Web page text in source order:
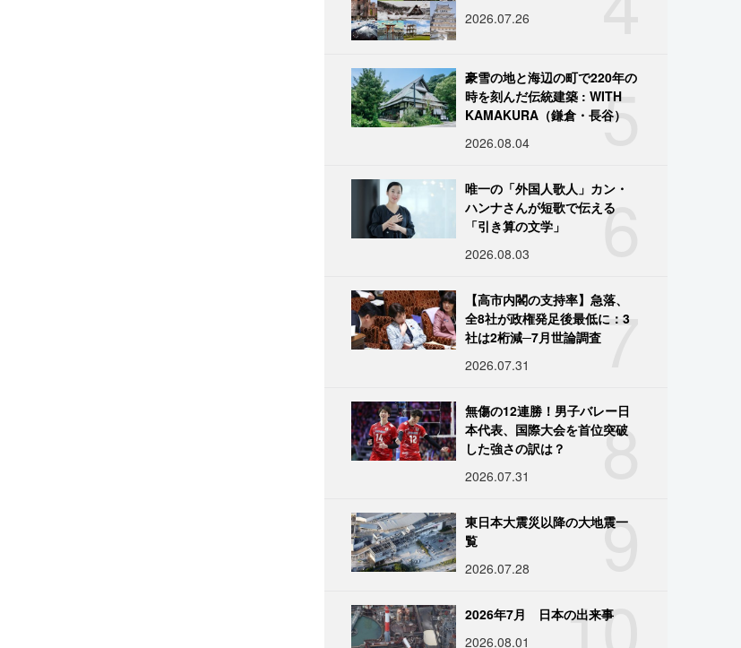
2026.07.26
5
豪雪の地と海辺の町で220年の
時を刻んだ伝統建築 : WITH
KAMAKURA（鎌倉・長谷）
2026.08.04
6
唯一の「外国人歌人」カン・
ハンナさんが短歌で伝える
「引き算の文学」
2026.08.03
7
【高市内閣の支持率】急落、
全8社が政権発足後最低に：3
社は2桁減─7月世論調査
2026.07.31
8
無傷の12連勝！男子バレー日
本代表、国際大会を首位突破
した強さの訳は？
2026.07.31
9
東日本大震災以降の大地震一
覧
2026.07.28
10
2026年7月 日本の出来事
2026.08.01